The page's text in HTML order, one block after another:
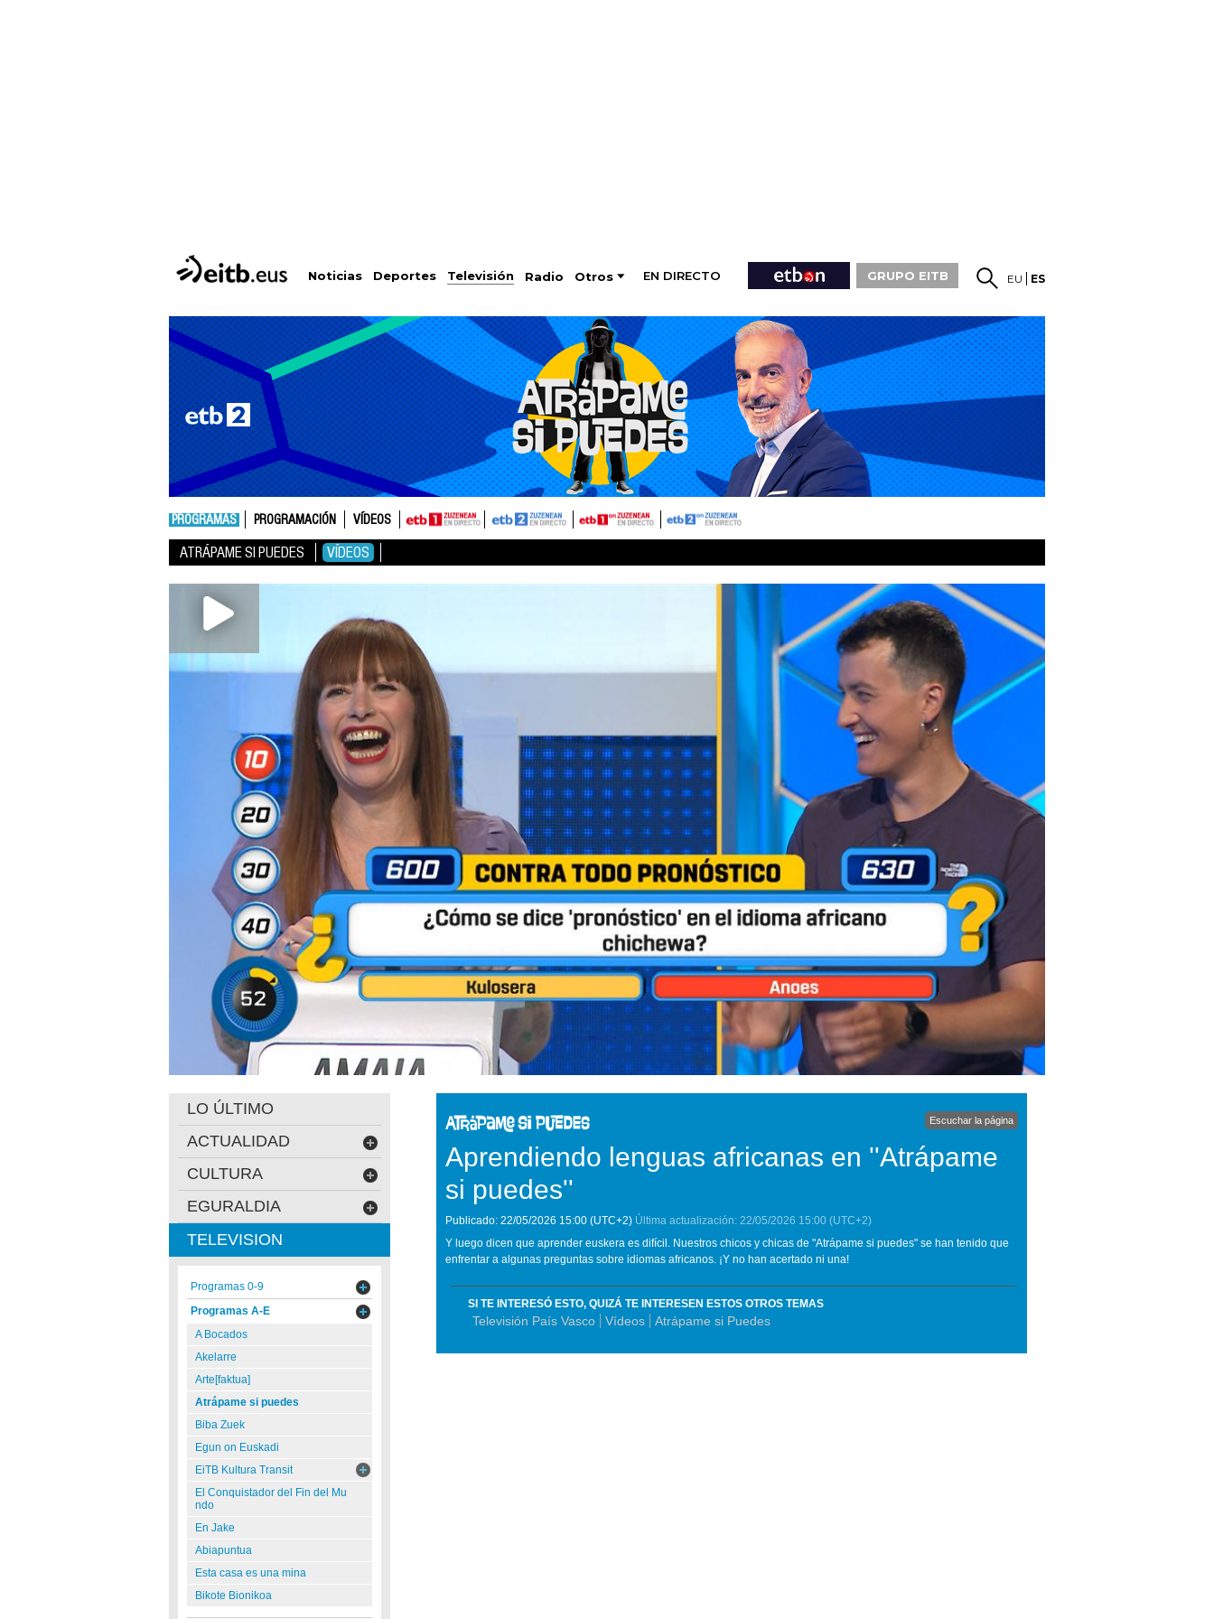
Noticias Deportes Televisión Radio Otros EN DIRECTO GRUPO EITB EU ES
PROGRAMAS PROGRAMACIÓN VÍDEOS
ATRÁPAME SI PUEDES VÍDEOS
Escuchar la página
Aprendiendo lenguas africanas en ''Atrápame
si puedes''
Publicado: 22/05/2026 15:00 (UTC+2) Última actualización: 22/05/2026 15:00 (UTC+2)
Y luego dicen que aprender euskera es difícil. Nuestros chicos y chicas de "Atrápame si puedes" se han tenido que
enfrentar a algunas preguntas sobre idiomas africanos. ¡Y no han acertado ni una!
SI TE INTERESÓ ESTO, QUIZÁ TE INTERESEN ESTOS OTROS TEMAS
Televisión País Vasco Vídeos Atrápame si Puedes
LO ÚLTIMO
ACTUALIDAD
CULTURA
EGURALDIA
TELEVISION
Programas 0-9
Programas A-E
A Bocados
Akelarre
Arte[faktua]
Atrápame si puedes
Biba Zuek
Egun on Euskadi
EiTB Kultura Transit
El Conquistador del Fin del Mu
ndo
En Jake
Abiapuntua
Esta casa es una mina
Bikote Bionikoa